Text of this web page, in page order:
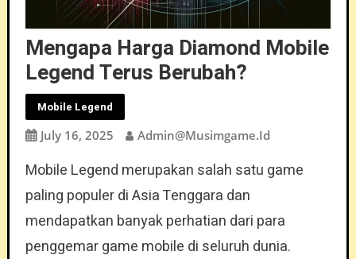
Mengapa Harga Diamond Mobile
Legend Terus Berubah?
Mobile Legend
July 16, 2025 Admin@musimgame.id
Mobile Legend merupakan salah satu game
paling populer di Asia Tenggara dan
mendapatkan banyak perhatian dari para
penggemar game mobile di seluruh dunia.